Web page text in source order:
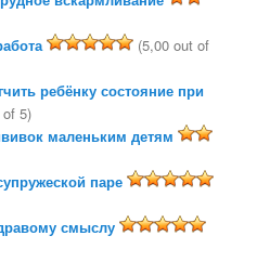
(5,00 out of
ребёнку состояние при
5)
маленьким детям
паре
смыслу